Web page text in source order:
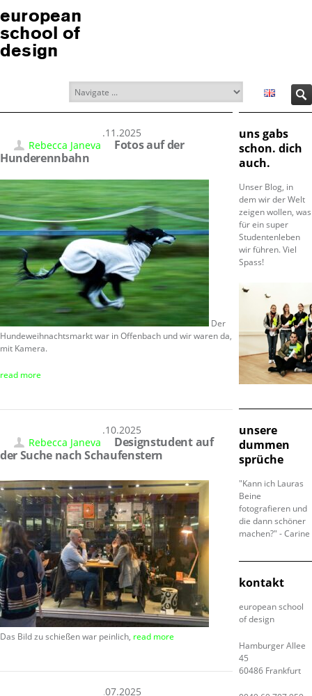
european
school of
design
30.11.2025
Rebecca Janeva
Fotos auf der
Hunderennbahn
Der
Hundeweihnachtsmarkt war in Offenbach und wir waren da,
mit Kamera.
read more
15.10.2025
Rebecca Janeva
Designstudent auf
der Suche nach Schaufenstern
Das Bild zu schießen war peinlich, read more
15.07.2025
uns gabs
schon. dich
auch.
Unser Blog, in
dem wir der Welt
zeigen wollen, was
für ein super
Studentenleben
wir führen. Viel
Spass!
unsere
dummen
sprüche
"Kann ich Lauras
Beine
fotografieren und
die dann schöner
machen?" - Carine
kontakt
european school
of design
Hamburger Allee
45
60486 Frankfurt